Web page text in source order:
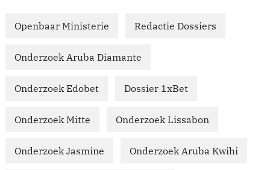
Openbaar Ministerie Redactie Dossiers
Onderzoek Aruba Diamante
Onderzoek Edobet Dossier 1xBet
Onderzoek Mitte Onderzoek Lissabon
Onderzoek Jasmine Onderzoek Aruba Kwihi